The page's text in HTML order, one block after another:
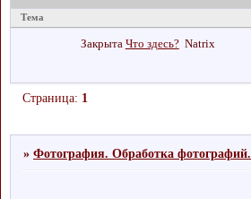
Тема
Закрыта Что здесь? Natrix
Страница: 1
»Фотография. Обработка фотографий.